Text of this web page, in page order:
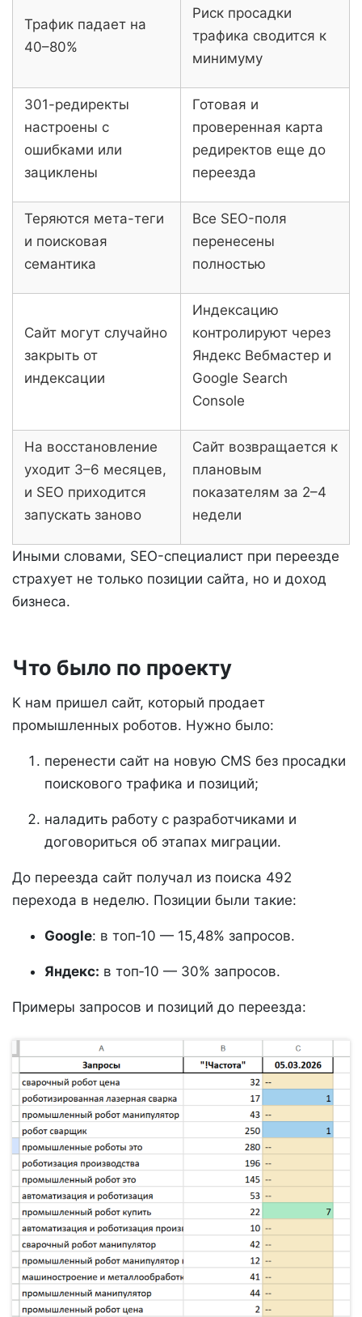
Трафик падает на
40–80%
Риск просадки
трафика сводится к
минимуму
301-редиректы
настроены с
ошибками или
зациклены
Готовая и
проверенная карта
редиректов еще до
переезда
Теряются мета-теги
и поисковая
семантика
Все SEO-поля
перенесены
полностью
Сайт могут случайно
закрыть от
индексации
Индексацию
контролируют через
Яндекс Вебмастер и
Google Search
Console
На восстановление
уходит 3–6 месяцев,
и SEO приходится
запускать заново
Сайт возвращается к
плановым
показателям за 2–4
недели
Иными словами, SEO-специалист при переезде
страхует не только позиции сайта, но и доход
бизнеса.
Что было по проекту
К нам пришел сайт, который продает
промышленных роботов. Нужно было:
перенести сайт на новую CMS без просадки
поискового трафика и позиций;
наладить работу с разработчиками и
договориться об этапах миграции.
До переезда сайт получал из поиска 492
перехода в неделю. Позиции были такие:
Google: в топ‑10 — 15,48% запросов.
Яндекс: в топ‑10 — 30% запросов.
Примеры запросов и позиций до переезда: